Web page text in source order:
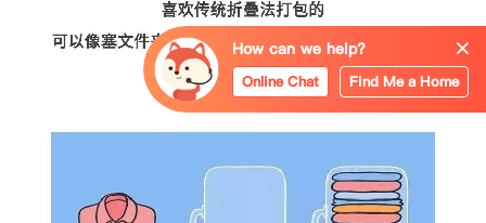
How can we help?
Online Chat Find Me a Home